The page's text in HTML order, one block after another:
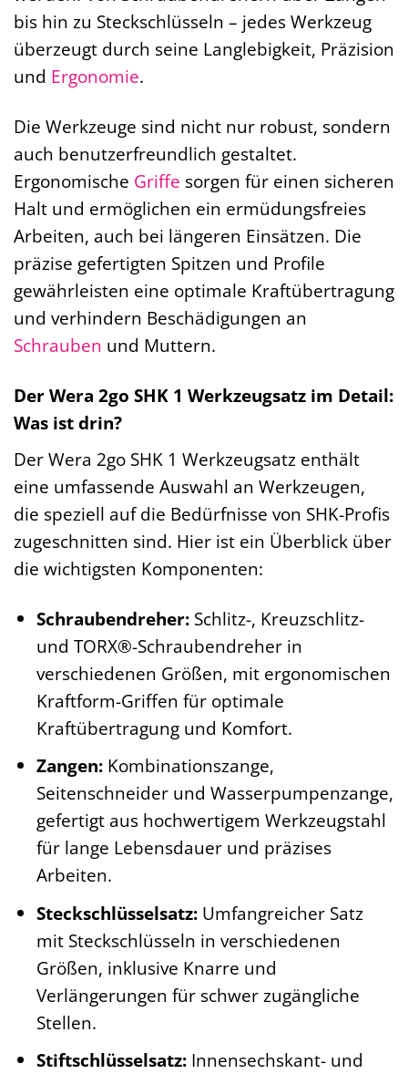
bis hin zu Steckschlüsseln – jedes Werkzeug
überzeugt durch seine Langlebigkeit, Präzision
und Ergonomie.
Die Werkzeuge sind nicht nur robust, sondern
auch benutzerfreundlich gestaltet.
Ergonomische Griffe sorgen für einen sicheren
Halt und ermöglichen ein ermüdungsfreies
Arbeiten, auch bei längeren Einsätzen. Die
präzise gefertigten Spitzen und Profile
gewährleisten eine optimale Kraftübertragung
und verhindern Beschädigungen an
Schrauben und Muttern.
Der Wera 2go SHK 1 Werkzeugsatz im Detail:
Was ist drin?
Der Wera 2go SHK 1 Werkzeugsatz enthält
eine umfassende Auswahl an Werkzeugen,
die speziell auf die Bedürfnisse von SHK-Profis
zugeschnitten sind. Hier ist ein Überblick über
die wichtigsten Komponenten:
Schraubendreher:Schlitz-, Kreuzschlitz-
und TORX®-Schraubendreher in
verschiedenen Größen, mit ergonomischen
Kraftform-Griffen für optimale
Kraftübertragung und Komfort.
Zangen:Kombinationszange,
Seitenschneider und Wasserpumpenzange,
gefertigt aus hochwertigem Werkzeugstahl
für lange Lebensdauer und präzises
Arbeiten.
Steckschlüsselsatz:Umfangreicher Satz
mit Steckschlüsseln in verschiedenen
Größen, inklusive Knarre und
Verlängerungen für schwer zugängliche
Stellen.
Stiftschlüsselsatz:Innensechskant- und